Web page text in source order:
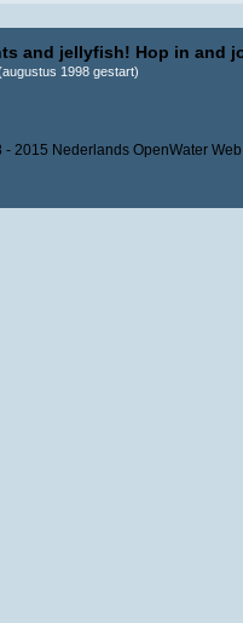
and jellyfish! Hop in and
1998 gestart)
- 2015 Nederlands OpenWater